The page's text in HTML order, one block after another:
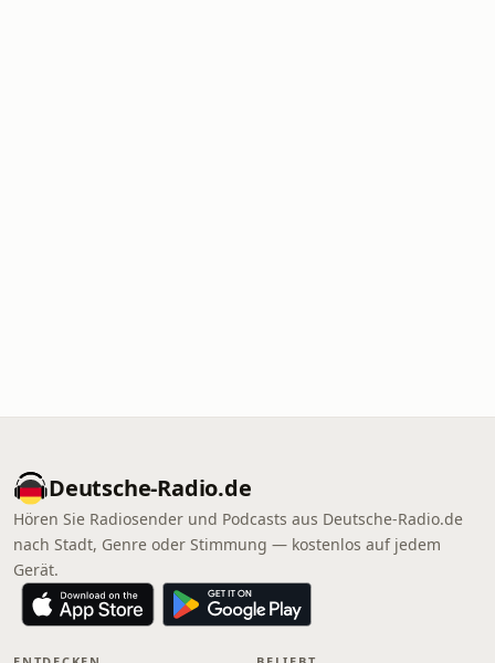
Deutsche-Radio.de
Hören Sie Radiosender und Podcasts aus Deutsche-Radio.de
nach Stadt, Genre oder Stimmung — kostenlos auf jedem
Gerät.